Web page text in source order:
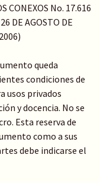
CONEXOS No. 17.616
DE AGOSTO DE
queda
condiciones de
usos privados
y docencia. No se
Esta reserva de
como a sus
debe indicarse el